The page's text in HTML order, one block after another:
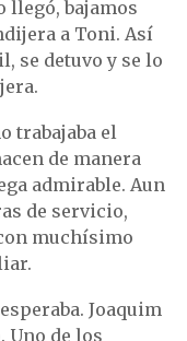
llegó, bajamos
a Toni. Así
se detuvo y se lo
trabajaba el
de manera
admirable. Aun
de servicio,
muchísimo
Joaquim
Uno de los